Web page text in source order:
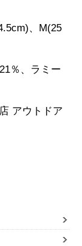
、M(25
％、ラミー
アウトドア